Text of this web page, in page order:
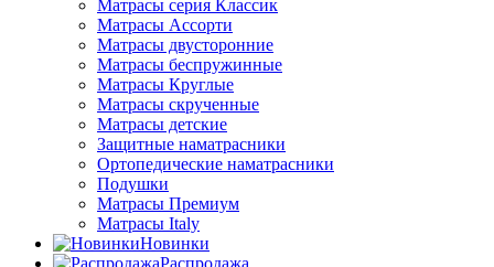
Матрасы серия Классик
Матрасы Ассорти
Матрасы двусторонние
Матрасы беспружинные
Матрасы Круглые
Матрасы скрученные
Матрасы детские
Защитные наматрасники
Ортопедические наматрасники
Подушки
Матрасы Премиум
Матрасы Italy
Новинки
Распродажа